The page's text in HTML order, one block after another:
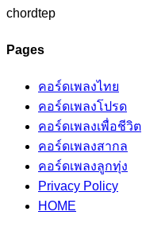
chordtep
Pages
คอร์ดเพลงไทย
คอร์ดเพลงโปรด
คอร์ดเพลงเพื่อชีวิต
คอร์ดเพลงสากล
คอร์ดเพลงลูกทุ่ง
Privacy Policy
HOME